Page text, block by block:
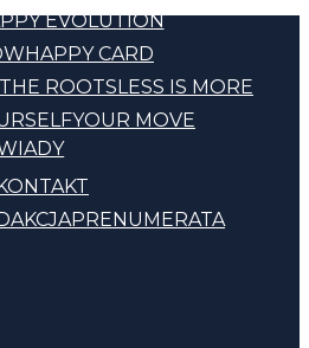
EVOLUTION
HAPPY CARD
ROOTSLESS IS MORE
YOUR MOVE
PRENUMERATA